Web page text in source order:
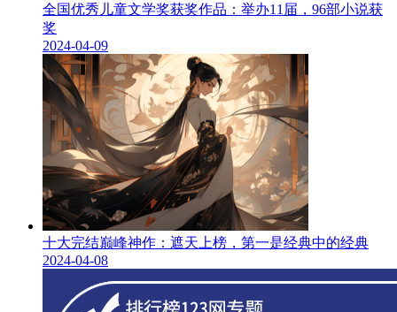
全国优秀儿童文学奖获奖作品：举办11届，96部小说获
奖
2024-04-09
十大完结巅峰神作：遮天上榜，第一是经典中的经典
2024-04-08